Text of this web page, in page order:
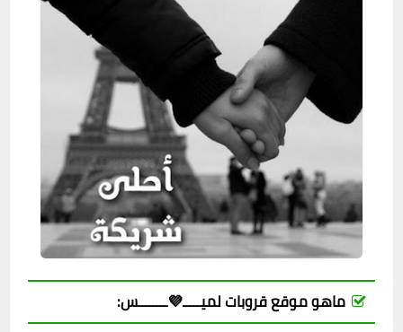
ماهو موقع قروبات لميـــــ💜ــــــــس: